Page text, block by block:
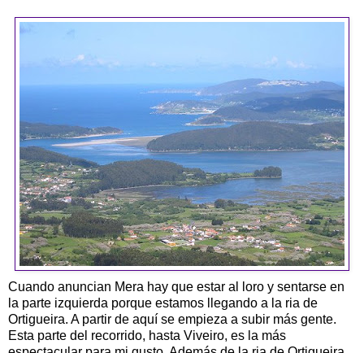
Cuando anuncian Mera hay que estar al loro y sentarse en
la parte izquierda porque estamos llegando a la ria de
Ortigueira. A partir de aquí se empieza a subir más gente.
Esta parte del recorrido, hasta Viveiro, es la más